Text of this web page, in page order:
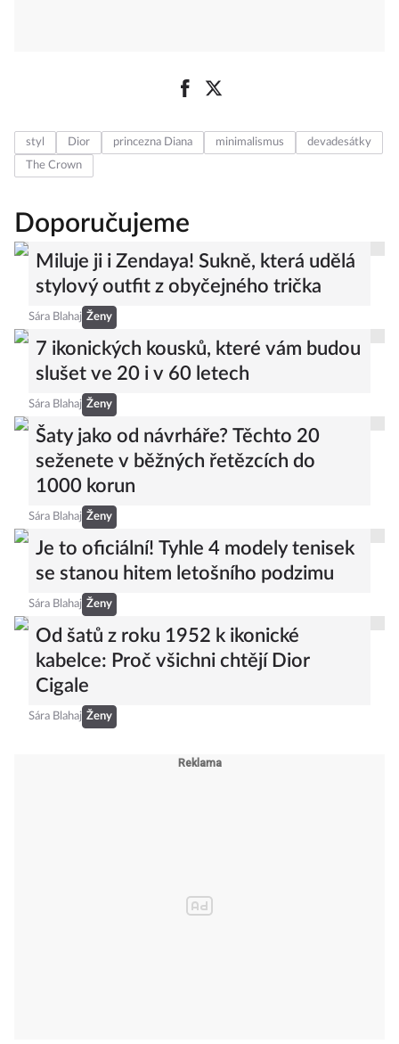
styl Dior princezna Diana minimalismus
devadesátky
The Crown
Doporučujeme
Miluje ji i Zendaya! Sukně, která udělá
stylový outfit z obyčejného trička
Sára Blahaj Ženy
7 ikonických kousků, které vám budou
slušet ve 20 i v 60 letech
Sára Blahaj Ženy
Šaty jako od návrháře? Těchto 20
seženete v běžných řetězcích do
1000 korun
Sára Blahaj Ženy
Je to oficiální! Tyhle 4 modely tenisek
se stanou hitem letošního podzimu
Sára Blahaj Ženy
Od šatů z roku 1952 k ikonické
kabelce: Proč všichni chtějí Dior
Cigale
Sára Blahaj Ženy